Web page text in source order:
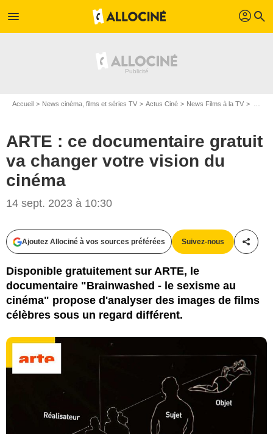
menu profil search
Accueil News cinéma, films et séries TV Actus Ciné News Films à la TV
ARTE : ce documentaire gratuit
va changer votre vision du
cinéma
14 sept. 2023 à 10:30
Ajoutez Allociné à vos sources préférées Suivez-nous
Disponible gratuitement sur ARTE, le
documentaire "Brainwashed - le sexisme au
cinéma" propose d'analyser des images de films
célèbres sous un regard différent.